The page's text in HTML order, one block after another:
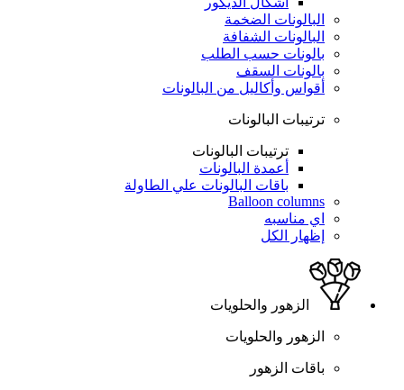
البالونات الضخمة
البالونات الشفافة
بالونات حسب الطلب
بالونات السقف
أقواس وأكاليل من البالونات
ترتيبات البالونات
ترتيبات البالونات
أعمدة البالونات
باقات البالونات علي الطاولة
Balloon columns
اي مناسبه
إظهار الكل
الزهور والحلويات
الزهور والحلويات
باقات الزهور